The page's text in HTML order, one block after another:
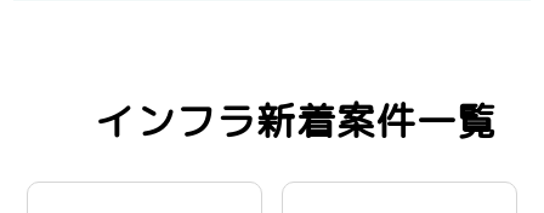
インフラ新着案件一覧